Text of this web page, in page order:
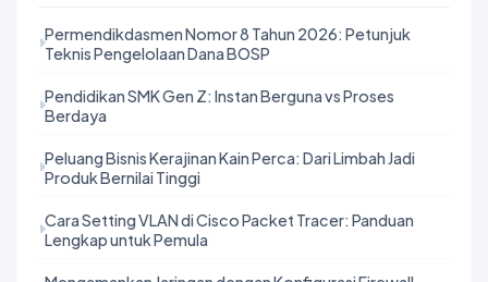
Permendikdasmen Nomor 8 Tahun 2026: Petunjuk
Teknis Pengelolaan Dana BOSP
Pendidikan SMK Gen Z: Instan Berguna vs Proses
Berdaya
Peluang Bisnis Kerajinan Kain Perca: Dari Limbah Jadi
Produk Bernilai Tinggi
Cara Setting VLAN di Cisco Packet Tracer: Panduan
Lengkap untuk Pemula